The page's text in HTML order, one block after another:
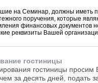
481-ФЗот 31.12.2017;
России от 08.12.2017 N
государственного
на Семинар, должны иметь
поручения, которые
финансовых документов
реквизиты Вашей
гостиницы
гостиницы просим
за десять дней, подать